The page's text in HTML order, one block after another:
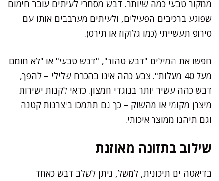
ממקור טבעי כמה שיותר. דבש מסחרי לעיתים עובר חימום
שפוגע ברכיבים הפעילים, ולעיתים מערבבים אותו עם
סירופ תעשייתי (כמו גלוקוז או תירס).
חפשו את המילים "דבש טהור", "דבש טבעי" או "לא חומם
מעל 40 מעלות". צבע כהה אינו בהכרח שלילי – להפך,
דבש כהה עשיר יותר בנוגדי חמצון. כדאי לקנות ישירות
מיצרן מקומי או מהשוק – כך גם תתמכו ביצרנות קטנה
וגם תיהנו ממוצר איכותי.
שילוב בתזונה מאוזנת
בדיאטה ים תיכונית, למשל, ניתן לשלב דבש כאחד